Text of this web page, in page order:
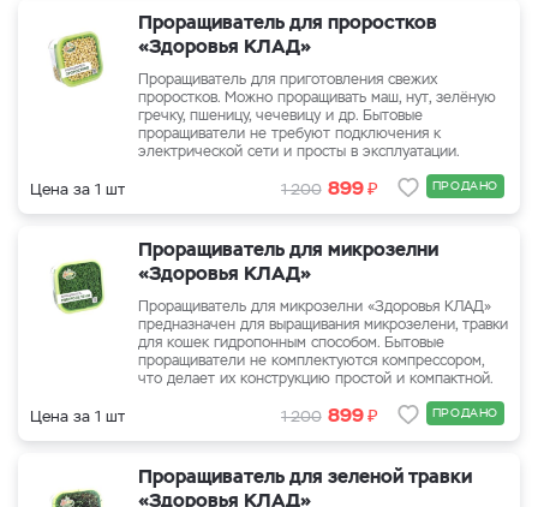
Проращиватель для проростков
«Здоровья КЛАД»
Проращиватель для приготовления свежих
проростков. Можно проращивать маш, нут, зелёную
гречку, пшеницу, чечевицу и др. Бытовые
проращиватели не требуют подключения к
электрической сети и просты в эксплуатации.
Цена за 1 шт 1 200 899₽ ПРОДАНО
Проращиватель для микрозелни
«Здоровья КЛАД»
Проращиватель для микрозелни «Здоровья КЛАД»
предназначен для выращивания микрозелени, травки
для кошек гидропонным способом. Бытовые
проращиватели не комплектуются компрессором,
что делает их конструкцию простой и компактной.
Цена за 1 шт 1 200 899₽ ПРОДАНО
Проращиватель для зеленой травки
«Здоровья КЛАД»